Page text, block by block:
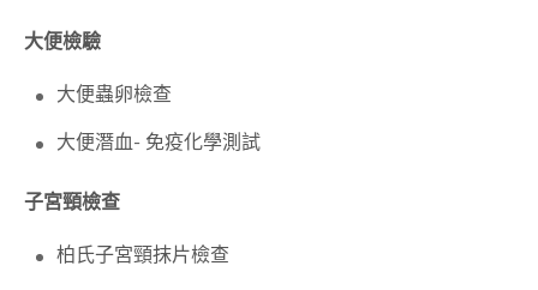
大便檢驗
大便蟲卵檢查
大便潛血- 免疫化學測試
子宮頸檢查
柏氏子宮頸抹片檢查